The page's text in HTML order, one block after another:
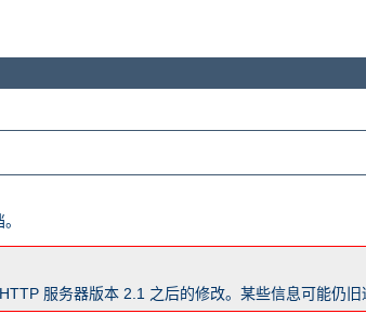
服务器版本 2.1 之后的修改。某些信息可能仍旧